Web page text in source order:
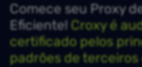
Comece seu Proxy
Eficiente!Croxy é
certificado pelos
padrões de